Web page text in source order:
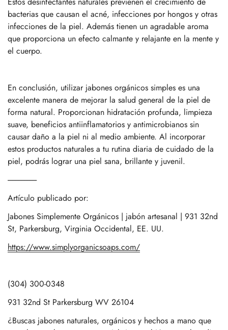
bacterias que causan el acné, infecciones por hongos y otras
infecciones de la piel. Además tienen un agradable aroma
que proporciona un efecto calmante y relajante en la mente y
el cuerpo.
En conclusión, utilizar jabones orgánicos simples es una
excelente manera de mejorar la salud general de la piel de
forma natural. Proporcionan hidratación profunda, limpieza
suave, beneficios antiinflamatorios y antimicrobianos sin
causar daño a la piel ni al medio ambiente. Al incorporar
estos productos naturales a tu rutina diaria de cuidado de la
piel, podrás lograr una piel sana, brillante y juvenil.
-------------------
Artículo publicado por:
Jabones Simplemente Orgánicos | jabón artesanal | 931 32nd
St, Parkersburg, Virginia Occidental, EE. UU.
https://www.simplyorganicsoaps.com/
(304) 300-0348
931 32nd St Parkersburg WV 26104
¿Buscas jabones naturales, orgánicos y hechos a mano que
Confirm your age
Are you 18 years old or older?
No, I'm not Yes, I am